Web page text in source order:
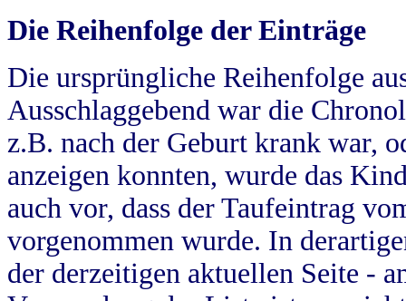
Die Reihenfolge der Einträge
Die ursprüngliche Reihenfolge
Ausschlaggebend war die
z.B. nach der Geburt krank war,
anzeigen konnten, wurde das
auch vor, dass der Taufeintrag
vorgenommen wurde. In
der derzeitigen aktuellen Seite -